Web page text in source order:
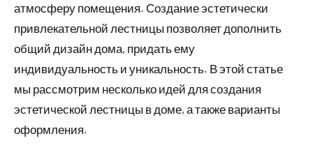
атмосферу помещения. Создание эстетически
привлекательной лестницы позволяет дополнить
общий дизайн дома, придать ему
индивидуальность и уникальность. В этой статье
мы рассмотрим несколько идей для создания
эстетической лестницы в доме, а также варианты
оформления.